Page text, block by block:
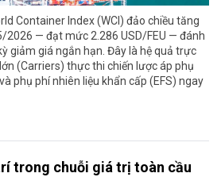
Container Index (WCI) đảo chiều tăng
2026 — đạt mức 2.286 USD/FEU — đánh
giảm giá ngắn hạn. Đây là hệ quả trực
(Carriers) thực thi chiến lược áp phụ
phụ phí nhiên liệu khẩn cấp (EFS) ngay
trong chuỗi giá trị toàn cầu